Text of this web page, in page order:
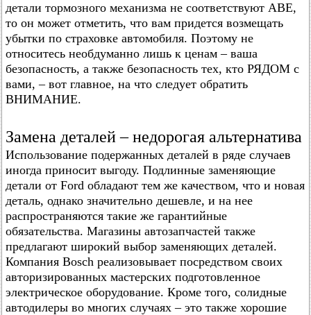
детали тормозного механизма не соответствуют АВЕ,
то он может отметить, что вам придется возмещать
убытки по страховке автомобиля. Поэтому не
относитесь необдуманно лишь к ценам – ваша
безопасность, а также безопасность тех, кто РЯДОМ с
вами, – вот главное, на что следует обратить
ВНИМАНИЕ.
Замена деталей – недорогая альтернатива
Использование подержанных деталей в ряде случаев
иногда приносит выгоду. Подлинные заменяющие
детали от Ford обладают тем же качеством, что и новая
деталь, однако значительно дешевле, и на нее
распространяются такие же гарантийные
обязательства. Магазины автозапчастей также
предлагают широкий выбор заменяющих деталей.
Компания Bosch реализовывает посредством своих
авторизированных мастерских подготовленное
электрическое оборудование. Кроме того, солидные
автодилеры во многих случаях – это также хорошие